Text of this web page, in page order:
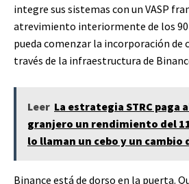
integre sus sistemas con un VASP
atrevimiento interiormente de los 90
pueda comenzar la incorporación de
través de la infraestructura de
Leer La estrategia STRC paga
granjero un rendimiento del
lo llaman un cebo y un cambio
Binance está de dorso en la puerta.